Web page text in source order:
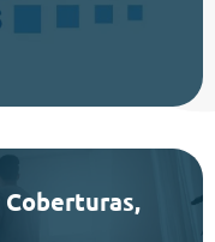
Coberturas,